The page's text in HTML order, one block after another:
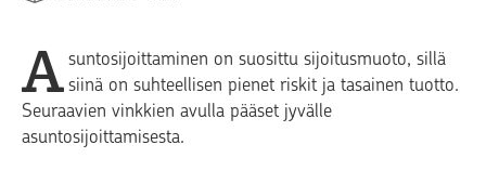
A suntosijoittaminen on suosittu sijoitusmuoto, sillä
siinä on suhteellisen pienet riskit ja tasainen tuotto.
Seuraavien vinkkien avulla pääset jyvälle
asuntosijoittamisesta.